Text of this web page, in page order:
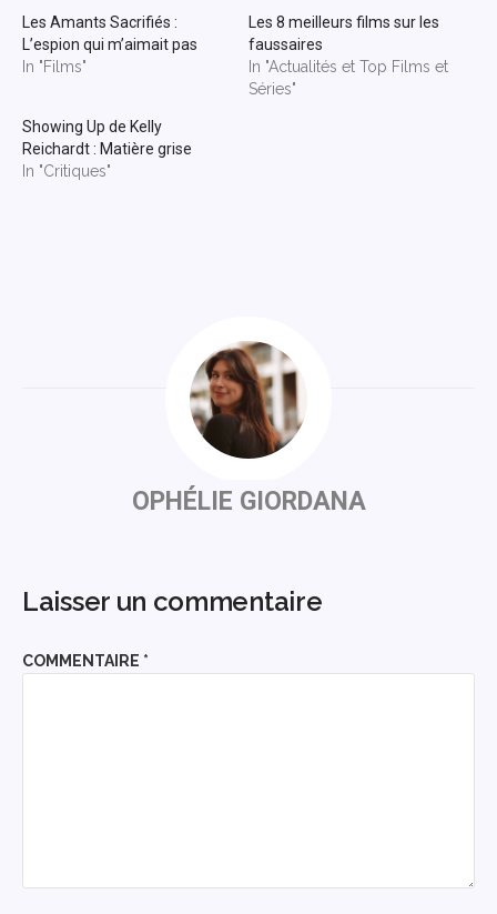
Les Amants Sacrifiés :
L’espion qui m’aimait pas
In "Films"
Les 8 meilleurs films sur les
faussaires
In "Actualités et Top Films et
Séries"
Showing Up de Kelly
Reichardt : Matière grise
In "Critiques"
OPHÉLIE GIORDANA
Laisser un commentaire
COMMENTAIRE *